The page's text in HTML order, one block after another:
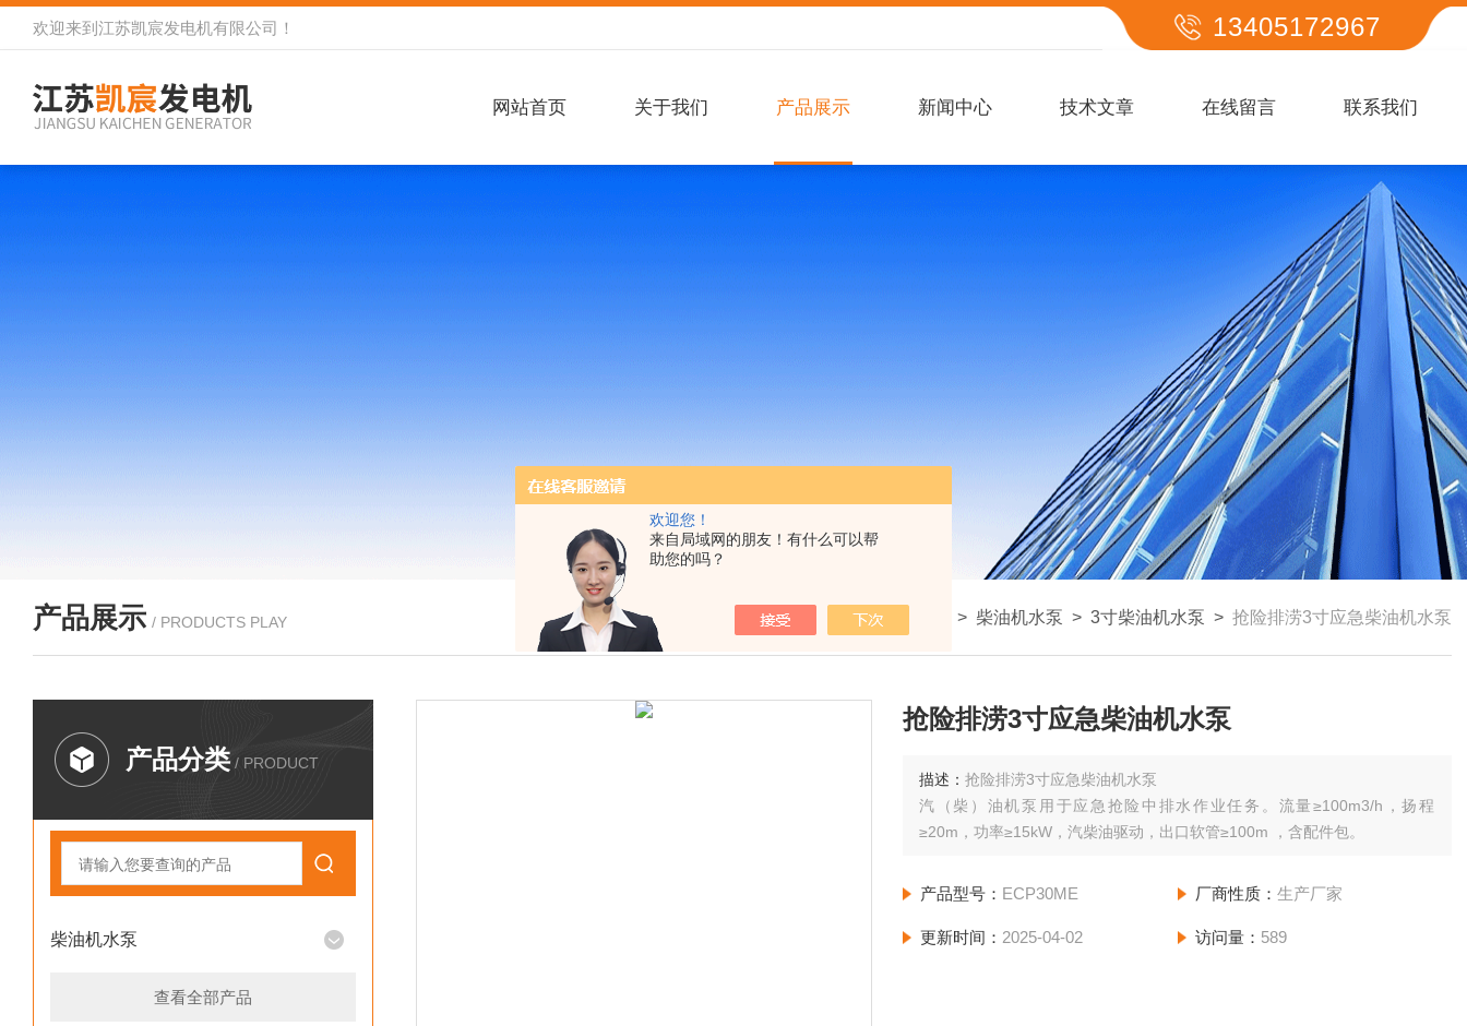
欢迎您！
来自局域网的朋友！有什么可以帮
助您的吗？
欢迎来到 江苏凯宸发电机有限公司 ！ 13405172967
网站首页 关于我们 产品展示 新闻中心 技术文章 在线留言 联系我们
产品展示 / PRODUCTS PLAY 我的位置： >产品展示 > 柴油机水泵 > 3寸柴油机水泵 > 抢险排涝3寸应急柴油机水泵
产品分类 / PRODUCT
柴油机水泵
查看全部产品
抢险排涝3寸应急柴油机水泵
描述：抢险排涝3寸应急柴油机水泵
汽（柴）油机泵用于应急抢险中排水作业任务。流量≥100m3/h，扬程
≥20m，功率≥15kW，汽柴油驱动，出口软管≥100m ，含配件包。
产品型号： ECP30ME 厂商性质： 生产厂家
更新时间： 2025-04-02 访问量： 589